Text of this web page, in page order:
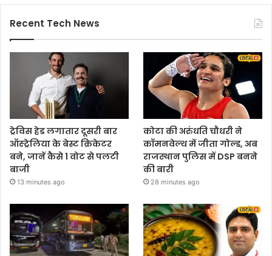
Recent Tech News
ट्रेविस हेड लगातार दूसरी बार
ऑस्ट्रेलिया के बेस्ट क्रिकेटर
बने, जानें कैसे 1 वोट से पलटी
बाजी
13 minutes ago
कोटा की अरुंधति चौधरी ने
कॉमनवेल्थ में जीता गोल्ड, अब
राजस्थान पुलिस में DSP बनने
की बारी
28 minutes ago